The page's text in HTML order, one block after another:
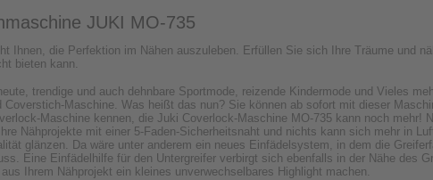
JUKI MO-735
Ihnen, die Perfektion im Nähen auszuleben. Erfüllen Sie sich Ihre Träume und
bieten kann.
trendige und auch dehnbare Sportmode, reizende Kindermode und Vieles
Coverstich-Maschine. Was heißt das nun? Sie können ab sofort mit dieser
Maschine kennen, die Juki Coverlock-Maschine MO-735 kann noch
Nähprojekte mit einer 5-Faden-Sicherheitsnaht und nichts kann sich mehr in
glänzen. Da wäre unter anderem ein neues Einfädelsystem, in dem die
Eine Einfädelhilfe für den Untergreifer verbirgt sich ebenfalls in der Nähe des
Ihrem Nähprojekt ein kleines unverwechselbares Highlight machen.